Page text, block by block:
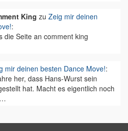
King zu Zeig mir deinen
:
die Seite an comment king
mir deinen besten Dance Move!:
her, dass Hans-Wurst sein
hat. Macht es eigentlich noch